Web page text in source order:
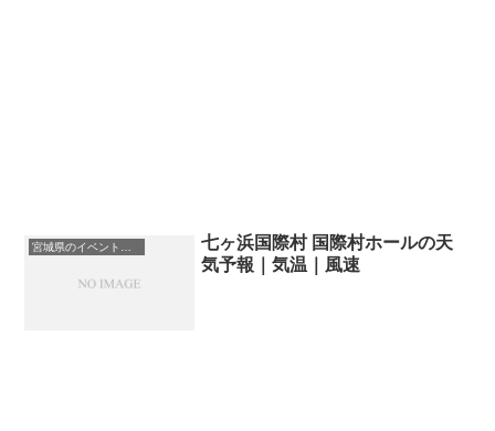
七ヶ浜国際村 国際村ホールの天
気予報｜気温｜風速